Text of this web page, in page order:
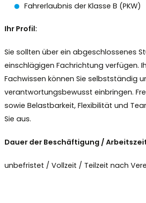
Fahrerlaubnis der Klasse B (PKW)
Ihr Profil:
Sie sollten über ein abgeschlossenes
einschlägigen Fachrichtung verfügen.
Fachwissen können Sie selbstständig
verantwortungsbewusst einbringen.
sowie Belastbarkeit, Flexibilität und
Sie aus.
Dauer der Beschäftigung /
unbefristet / Vollzeit / Teilzeit nach